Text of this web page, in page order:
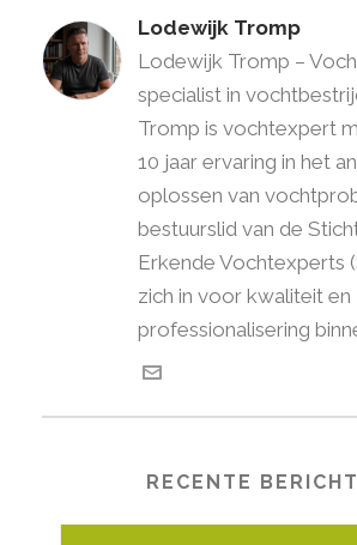
Lodewijk Tromp
Lodewijk Tromp –
specialist in
Tromp is vochtexpert
10 jaar ervaring in het
oplossen van
bestuurslid van de
Erkende Vochtexperts
zich in voor kwaliteit en
professionalisering
RECENTE